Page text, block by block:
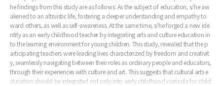
he findings from this study are as follows: As the subject of education, s/he aw
akened to an altruistic life, fostering a deeper understanding and empathy to
ward others, as well as self-awareness. At the same time, s/he forged a new ide
ntity as an early childhood teacher by integrating arts and culture education in
to the learning environment for young children. This study, revealed that the p
articipating teachers were leading lives characterized by freedom and creativit
y, seamlessly navigating between their roles as ordinary people and educators,
through their experiences with culture and art. This suggests that cultural arts e
ducation should be integrated not only into early childhood curricula for child